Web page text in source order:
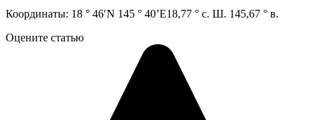
Координаты: 18 ° 46′N 145 ° 40’E18,77 ° с. Ш. 145,67 ° в.
Оцените статью